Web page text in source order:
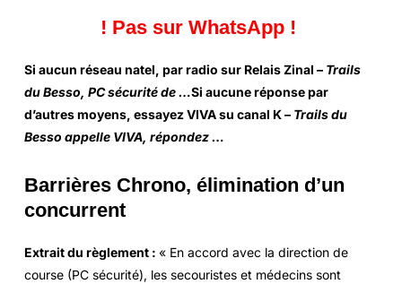
! Pas sur WhatsApp !
Si aucun réseau natel, par radio sur Relais Zinal – Trails
du Besso, PC sécurité de …Si aucune réponse par
d’autres moyens, essayez VIVA su canal K – Trails du
Besso appelle VIVA, répondez …
Barrières Chrono, élimination d’un
concurrent
Extrait du règlement : « En accord avec la direction de
course (PC sécurité), les secouristes et médecins sont